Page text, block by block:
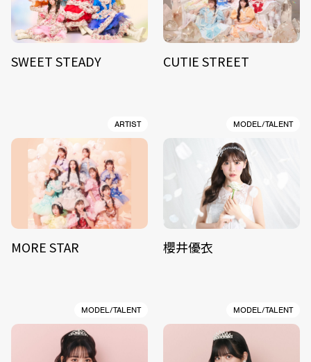
SWEET STEADY CUTIE STREET
ARTIST
MORE STAR
MODEL/TALENT
櫻井優衣
MODEL/TALENT MODEL/TALENT